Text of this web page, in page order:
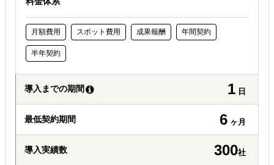
月額費用 スポット費用 成果報酬 年間契約
半年契約
導入までの期間 1 日
最低契約期間 6 ヶ月
導入実績数 300社